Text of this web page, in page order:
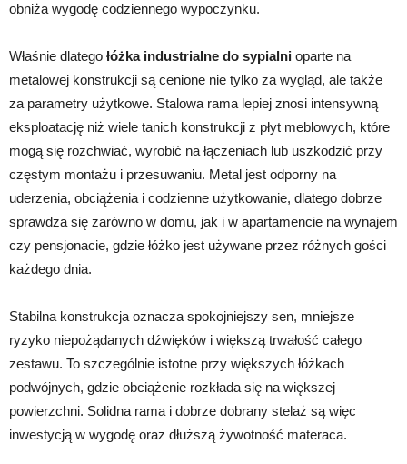
obniża wygodę codziennego wypoczynku.
Właśnie dlatego łóżka industrialne do sypialni oparte na
metalowej konstrukcji są cenione nie tylko za wygląd, ale także
za parametry użytkowe. Stalowa rama lepiej znosi intensywną
eksploatację niż wiele tanich konstrukcji z płyt meblowych, które
mogą się rozchwiać, wyrobić na łączeniach lub uszkodzić przy
częstym montażu i przesuwaniu. Metal jest odporny na
uderzenia, obciążenia i codzienne użytkowanie, dlatego dobrze
sprawdza się zarówno w domu, jak i w apartamencie na wynajem
czy pensjonacie, gdzie łóżko jest używane przez różnych gości
każdego dnia.
Stabilna konstrukcja oznacza spokojniejszy sen, mniejsze
ryzyko niepożądanych dźwięków i większą trwałość całego
zestawu. To szczególnie istotne przy większych łóżkach
podwójnych, gdzie obciążenie rozkłada się na większej
powierzchni. Solidna rama i dobrze dobrany stelaż są więc
inwestycją w wygodę oraz dłuższą żywotność materaca.